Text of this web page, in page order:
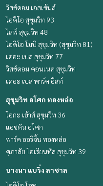
วิสซ์ดอม เอสเซ้นส์
ไอดีโอ สุขุมวิท 93
ไลฟ์ สุขุมวิท 48
ไอดีโอ โมบิ สุขุมวิท (สุขุมวิท 81)
เดอะ เบส สุขุมวิท 77
วิสซ์ดอม คอนเนค สุขุมวิท
เดอะ เบส พาร์ค อีสท์
สุขุมวิท อโศก ทองหล่อ
โอกะ เฮ้าส์ สุขุมวิท 36
แอชตัน อโศก
พาร์ค ออริจิ้น ทองหล่อ
ศุภาลัย โอเรียนทัล สุขุมวิท 39
บางนา แบริ่ง ลาซาล